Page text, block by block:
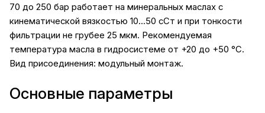
70 до 250 бар работает на минеральных маслах с
кинематической вязкостью 10...50 сСт и при тонкости
фильтрации не грубее 25 мкм. Рекомендуемая
температура масла в гидросистеме от +20 до +50 °С.
Вид присоединения: модульный монтаж.
Основные параметры